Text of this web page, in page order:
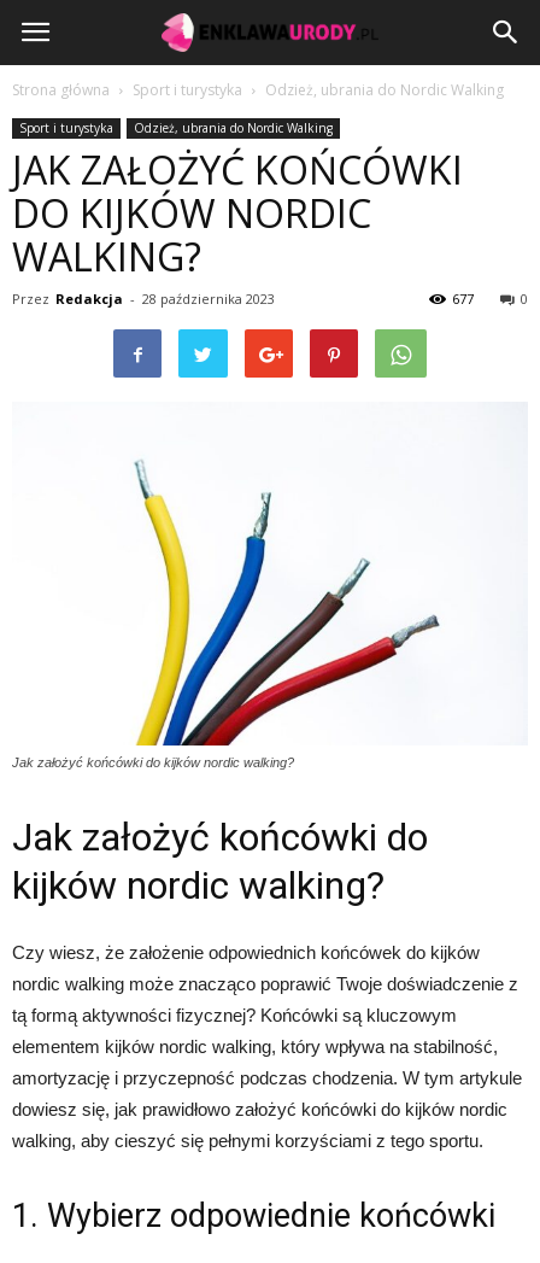
EnklawaUrody.pl
Strona główna Sport i turystyka Odzież, ubrania do Nordic Walking
Sport i turystyka Odzież, ubrania do Nordic Walking
JAK ZAŁOŻYĆ KOŃCÓWKI
DO KIJKÓW NORDIC
WALKING?
Przez Redakcja - 28 października 2023 0
677
Jak założyć końcówki do kijków nordic walking?
Jak założyć końcówki do
kijków nordic walking?
Czy wiesz, że założenie odpowiednich końcówek do kijków
nordic walking może znacząco poprawić Twoje doświadczenie z
tą formą aktywności fizycznej? Końcówki są kluczowym
elementem kijków nordic walking, który wpływa na stabilność,
amortyzację i przyczepność podczas chodzenia. W tym artykule
dowiesz się, jak prawidłowo założyć końcówki do kijków nordic
walking, aby cieszyć się pełnymi korzyściami z tego sportu.
1. Wybierz odpowiednie końcówki